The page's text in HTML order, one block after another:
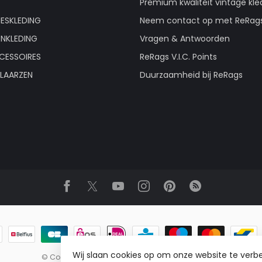
Premium kwaliteit vintage
Neem contact op met
Vragen & Antwoorden
ReRags V.I.C. Points
Duurzaamheid bij ReRags
© Copyright 2026 ReRags Vintage Groothandel
Wij slaan cookies op om onze website te